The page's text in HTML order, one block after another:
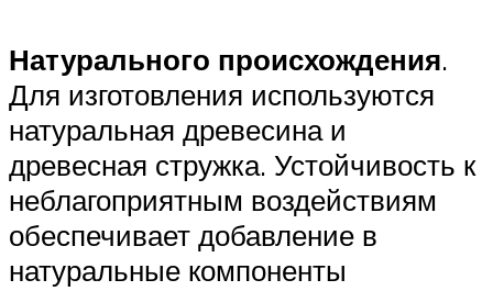
Натурального происхождения.
Для изготовления используются
натуральная древесина и
древесная стружка. Устойчивость к
неблагоприятным воздействиям
обеспечивает добавление в
натуральные компоненты